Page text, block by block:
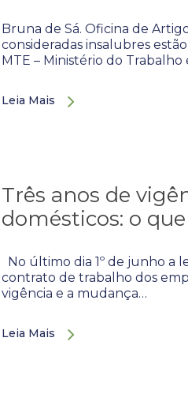
Bruna de Sá. Oficina de
consideradas insalubres
MTE – Ministério do
Leia Mais
Três anos de
domésticos: o
No último dia 1º de junho a
contrato de trabalho dos
vigência e a mudança…
Leia Mais